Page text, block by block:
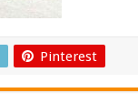
Pinterest